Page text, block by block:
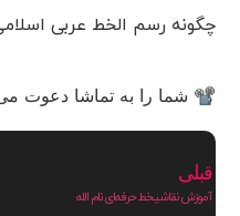
چگونه رسم الخط عربی
📽 شما را به تماشا دعوت
قبلی
آموزش نقاشیخط حرفه‌ای نام الله